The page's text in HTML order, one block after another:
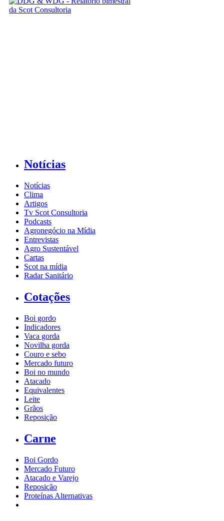
Notícias
Notícias
Clima
Artigos
Tv Scot Consultoria
Podcasts
Agronegócio na Mídia
Entrevistas
Agro Sustentável
Cartas
Scot na mídia
Radar Sanitário
Cotações
Boi gordo
Indicadores
Vaca gorda
Novilha gorda
Couro e sebo
Mercado futuro
Boi no mundo
Atacado
Equivalentes
Leite
Grãos
Reposição
Carne
Boi Gordo
Mercado Futuro
Atacado e Varejo
Reposição
Proteínas Alternativas